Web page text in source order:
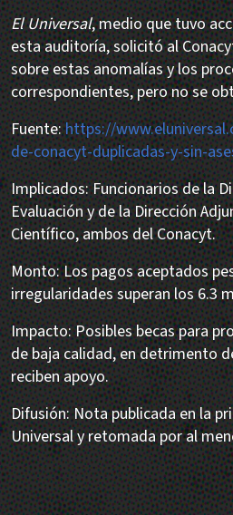
El Universal, medio que tuvo
esta auditoría, solicitó al
sobre estas anomalías y los
correspondientes, pero no se
Fuente:https://
de-conacyt-duplicadas-y-sin-
Implicados: Funcionarios de la
Evaluación y de la Dirección
Científico, ambos del Conacyt.
Monto: Los pagos aceptados
irregularidades superan los 6.3
Impacto: Posibles becas para
de baja calidad, en detrimento
reciben apoyo.
Difusión: Nota publicada en la
Universal y retomada por al